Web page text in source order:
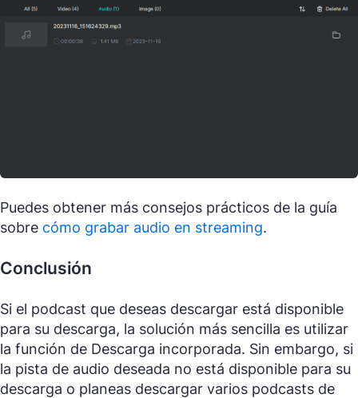
Puedes obtener más consejos prácticos de la guía
sobre cómo grabar audio en streaming.
Conclusión
Si el podcast que deseas descargar está disponible
para su descarga, la solución más sencilla es utilizar
la función de Descarga incorporada. Sin embargo, si
la pista de audio deseada no está disponible para su
descarga o planeas descargar varios podcasts de